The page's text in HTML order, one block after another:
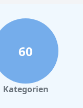
60
Kategorien